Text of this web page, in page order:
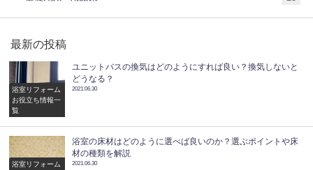
最新の投稿
浴室リフォーム
お役立ち情報一
覧
ユニットバスの換気はどのようにすれば良い？換気しないと
どうなる？
2021.06.30
浴室リフォーム
浴室の床材はどのように選べば良いのか？選ぶポイントや床
材の種類を解説
2021.06.30